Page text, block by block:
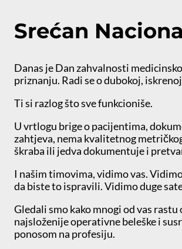
Srećan
Danas je Dan zahvalnosti
priznanju. Radi se o dubokoj,
Ti si razlog što sve funkcioniše.
U vrtlogu brige o pacijentima,
zahtjeva, nema kvalitetnog
škraba ili jedva dokumentuje i
I našim timovima, vidimo vas.
da biste to ispravili. Vidimo duge
Gledali smo kako mnogi od vas
najsloženije operativne beleške i
ponosom na profesiju.